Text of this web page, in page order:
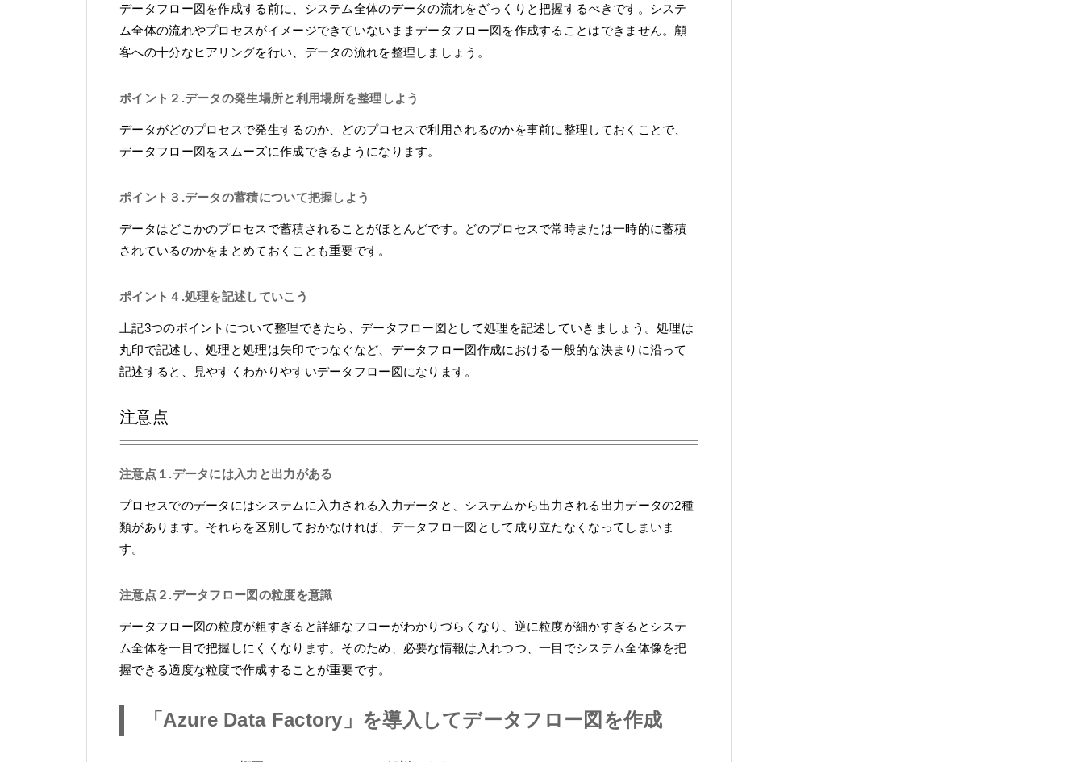
データフロー図を作成する前に、システム全体のデータの流れをざっくりと把握するべきです。システ
ム全体の流れやプロセスがイメージできていないままデータフロー図を作成することはできません。顧
客への十分なヒアリングを行い、データの流れを整理しましょう。
ポイント２.データの発生場所と利用場所を整理しよう
データがどのプロセスで発生するのか、どのプロセスで利用されるのかを事前に整理しておくことで、
データフロー図をスムーズに作成できるようになります。
ポイント３.データの蓄積について把握しよう
データはどこかのプロセスで蓄積されることがほとんどです。どのプロセスで常時または一時的に蓄積
されているのかをまとめておくことも重要です。
ポイント４.処理を記述していこう
上記3つのポイントについて整理できたら、データフロー図として処理を記述していきましょう。処理は
丸印で記述し、処理と処理は矢印でつなぐなど、データフロー図作成における一般的な決まりに沿って
記述すると、見やすくわかりやすいデータフロー図になります。
注意点
注意点１.データには入力と出力がある
プロセスでのデータにはシステムに入力される入力データと、システムから出力される出力データの2種
類があります。それらを区別しておかなければ、データフロー図として成り立たなくなってしまいま
す。
注意点２.データフロー図の粒度を意識
データフロー図の粒度が粗すぎると詳細なフローがわかりづらくなり、逆に粒度が細かすぎるとシステ
ム全体を一目で把握しにくくなります。そのため、必要な情報は入れつつ、一目でシステム全体像を把
握できる適度な粒度で作成することが重要です。
「Azure Data Factory」を導入してデータフロー図を作成